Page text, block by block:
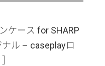
ケース for SHARP
ナル – caseplayロ